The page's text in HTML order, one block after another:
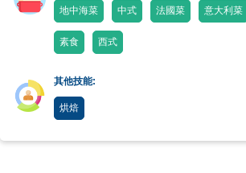
地中海菜 中式 法國菜 意大利菜
素食 西式
其他技能:
烘焙